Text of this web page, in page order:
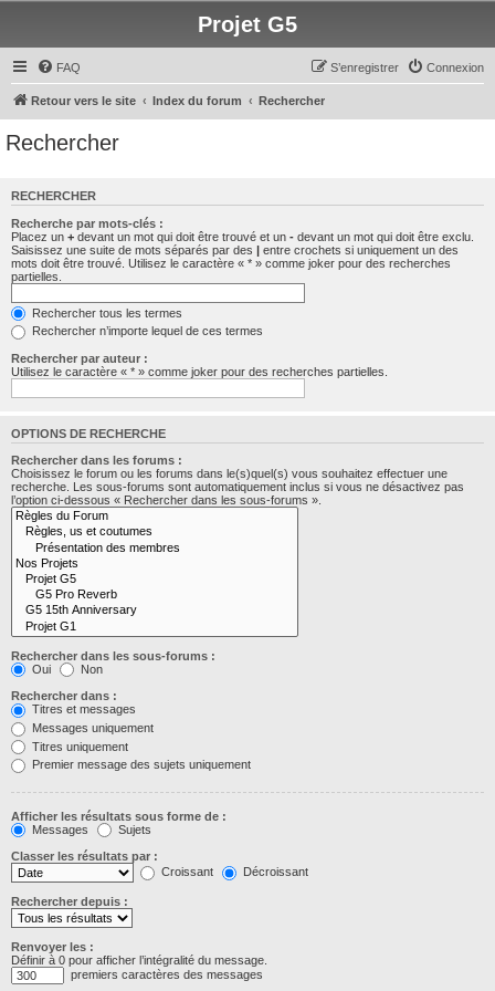
Projet G5
FAQ Connexion
S’enregistrer
Retour vers le site Index du forum Rechercher
Rechercher
RECHERCHER
Recherche par mots-clés :
Placez un + devant un mot qui doit être trouvé et un - devant un mot qui doit être exclu.
Saisissez une suite de mots séparés par des | entre crochets si uniquement un des
mots doit être trouvé. Utilisez le caractère « * » comme joker pour des recherches
partielles.
Rechercher tous les termes
Rechercher n’importe lequel de ces termes
Rechercher par auteur :
Utilisez le caractère « * » comme joker pour des recherches partielles.
OPTIONS DE RECHERCHE
Rechercher dans les forums :
Choisissez le forum ou les forums dans le(s)quel(s) vous souhaitez effectuer une
recherche. Les sous-forums sont automatiquement inclus si vous ne désactivez pas
l’option ci-dessous « Rechercher dans les sous-forums ».
Rechercher dans les sous-forums :
Oui
Non
Rechercher dans :
Titres et messages
Messages uniquement
Titres uniquement
Premier message des sujets uniquement
Afficher les résultats sous forme de :
Messages
Sujets
Classer les résultats par :
Croissant
Décroissant
Rechercher depuis :
Renvoyer les :
Définir à 0 pour afficher l’intégralité du message.
premiers caractères des messages